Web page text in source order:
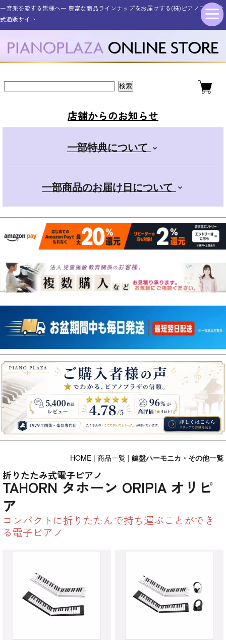
ー音楽を愛する皆様へー 豊富な商品ラインナップをお届けする(株)ピアノプラザ公
式通販サイト
YAMAHA ヤマハ
Roland ローランド
CASIO カシオ
KORG コルグ
Roland ローランド
新品アップライトピアノ
ELEDORA エレドラ
Roland ローランド
Pearl パール
ドラムアクセサリー
ギター・ベース
アコースティックギター
金管楽器
弦楽器
電子管楽器
電子楽器
マイク
スタンダード
+スマホ
カンタン
ピアノ用
その他取扱商品
店舗からのお知らせ
一部特典について
一部商品のお届け日について
HOME | 商品一覧 | 鍵盤ハーモニカ・その他一覧
折りたたみ式電子ピアノ
TAHORN タホーン ORIPIA オリピ
ア
コンパクトに折りたたんで持ち運ぶことができ
る電子ピアノ